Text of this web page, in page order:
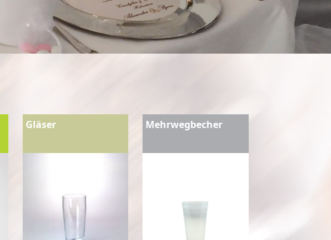
Gläser Mehrwegbecher